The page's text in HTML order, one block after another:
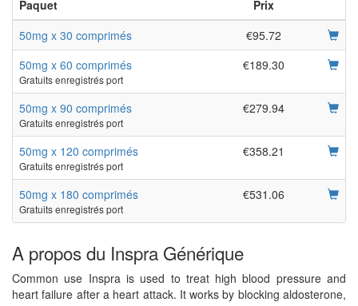
Paquet
Prix
50mg x 30 comprimés
€95.72
50mg x 60 comprimés
Gratuits enregistrés port
€189.30
50mg x 90 comprimés
Gratuits enregistrés port
€279.94
50mg x 120 comprimés
Gratuits enregistrés port
€358.21
50mg x 180 comprimés
Gratuits enregistrés port
€531.06
A propos du Inspra Générique
Common use Inspra is used to treat high blood pressure and
heart failure after a heart attack. It works by blocking aldosterone,